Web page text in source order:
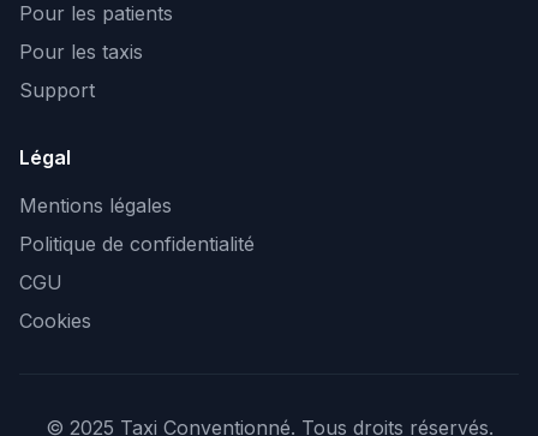
Pour les patients
Pour les taxis
Support
Légal
Mentions légales
Politique de confidentialité
CGU
Cookies
© 2025 Taxi Conventionné. Tous droits réservés.